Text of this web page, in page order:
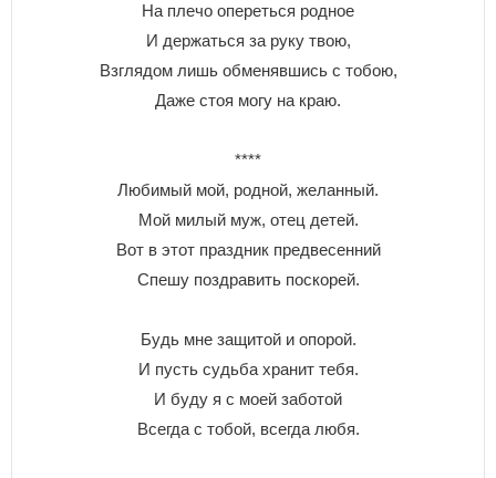
На плечо опереться родное
И держаться за руку твою,
Взглядом лишь обменявшись с тобою,
Даже стоя могу на краю.
****
Любимый мой, родной, желанный.
Мой милый муж, отец детей.
Вот в этот праздник предвесенний
Спешу поздравить поскорей.
Будь мне защитой и опорой.
И пусть судьба хранит тебя.
И буду я с моей заботой
Всегда с тобой, всегда любя.